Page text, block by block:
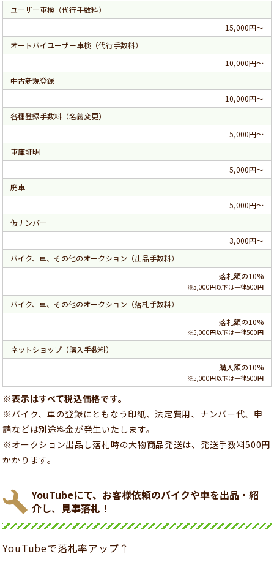
ユーザー車検（代行手数料）
15,000円～
オートバイユーザー車検（代行手数料）
10,000円～
中古新規登録
10,000円～
各種登録手数料（名義変更）
5,000円～
車庫証明
5,000円～
廃車
5,000円～
仮ナンバー
3,000円～
バイク、車、その他のオークション（出品手数料）
落札額の10%
※5,000円以下は一律500円
バイク、車、その他のオークション（落札手数料）
落札額の10%
※5,000円以下は一律500円
ネットショップ（購入手数料）
購入額の10%
※5,000円以下は一律500円
※表示はすべて税込価格です。
※バイク、車の登録にともなう印紙、法定費用、ナンバー代、申
請などは別途料金が発生いたします。
※オークション出品し落札時の大物商品発送は、発送手数料500円
かかります。
YouTubeにて、お客様依頼のバイクや車を出品・紹
介し、見事落札！
YouTubeで落札率アップ↑